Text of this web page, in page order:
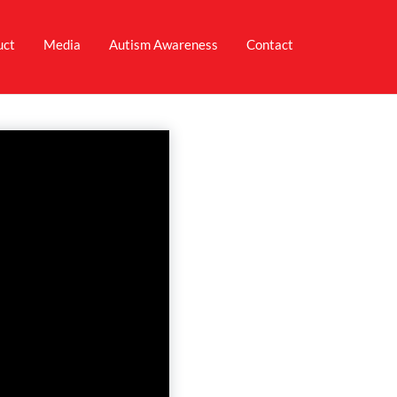
Media Autism Awareness Contact